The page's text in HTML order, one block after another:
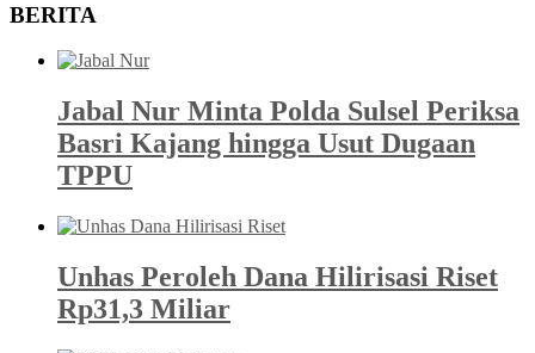
BERITA
Jabal Nur Minta Polda Sulsel Periksa
Basri Kajang hingga Usut Dugaan
TPPU
Unhas Peroleh Dana Hilirisasi Riset
Rp31,3 Miliar